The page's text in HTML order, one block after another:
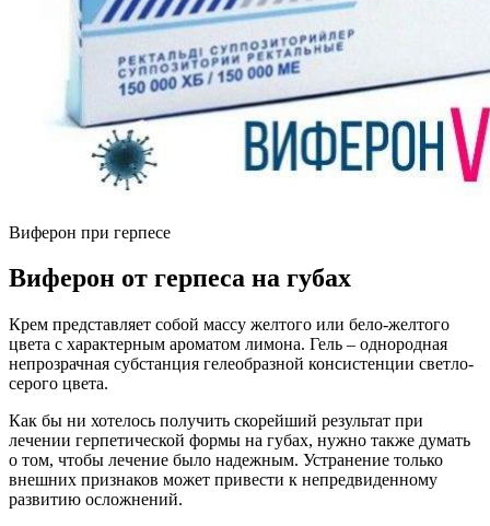
Виферон при герпесе
Виферон от герпеса на губах
Крем представляет собой массу желтого или бело-желтого
цвета с характерным ароматом лимона. Гель – однородная
непрозрачная субстанция гелеобразной консистенции светло-
серого цвета.
Как бы ни хотелось получить скорейший результат при
лечении герпетической формы на губах, нужно также думать
о том, чтобы лечение было надежным. Устранение только
внешних признаков может привести к непредвиденному
развитию осложнений.